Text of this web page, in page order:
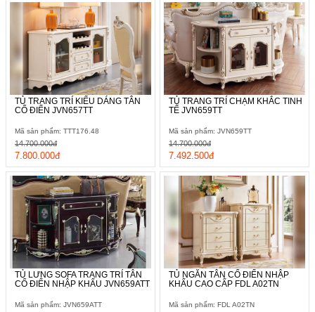
TỦ TRANG TRÍ KIỂU DÁNG TÂN
CỔ ĐIỂN JVN657TT
Mã sản phẩm: TTT176.48
7.800.000đ
14.700.000đ
TỦ TRANG TRÍ CHẠM KHẮC TINH
TẾ JVN659TT
Mã sản phẩm: JVN659TT
7.492.500đ
14.700.000đ
TỦ LƯNG SOFA TRANG TRÍ TÂN
CỔ ĐIỂN NHẬP KHẨU JVN659ATT
Mã sản phẩm: JVN659ATT
TỦ NGĂN TÂN CỔ ĐIỂN NHẬP
KHẨU CAO CẤP FDL A02TN
Mã sản phẩm: FDL A02TN